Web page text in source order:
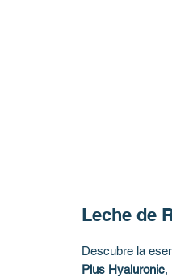
Leche de
Descubre la
Plus Hyaluronic,